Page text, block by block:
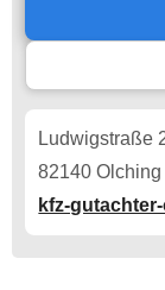
Ludwigstraße
82140 Olching
kfz-